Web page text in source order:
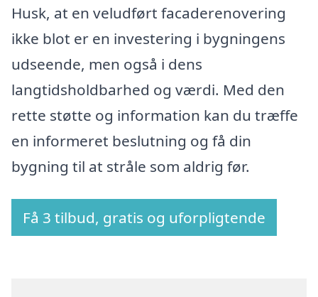
Husk, at en veludført facaderenovering
ikke blot er en investering i bygningens
udseende, men også i dens
langtidsholdbarhed og værdi. Med den
rette støtte og information kan du træffe
en informeret beslutning og få din
bygning til at stråle som aldrig før.
Få 3 tilbud, gratis og uforpligtende